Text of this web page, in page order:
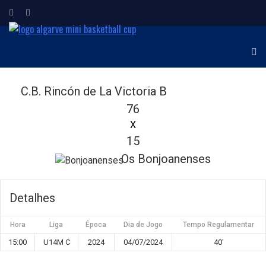
C.B. Rincón de La Victoria B
76
X
15
Os Bonjoanenses
Detalhes
Hora Liga Época Dia de Jogo Tempo Regulamentar
15:00 U14M C 2024 04/07/2024 40'